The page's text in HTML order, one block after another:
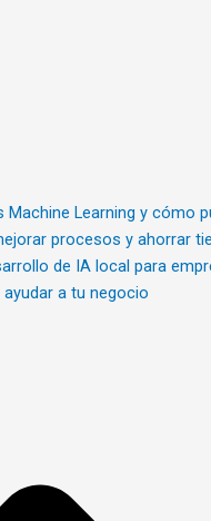
Machine Learning y cómo
procesos y ahorrar
de IA local para
a tu negocio